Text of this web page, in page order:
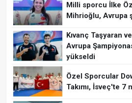
Milli sporcu İlke
Mihrioğlu, Avrupa
Kıvanç Taşyaran
Avrupa
yükseldi
Özel Sporcular
Takımı, İsveç'te 7